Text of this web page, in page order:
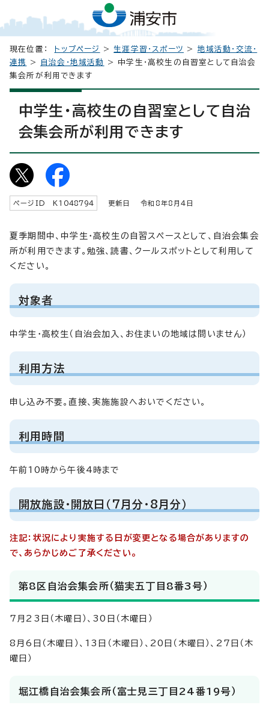
現在位置： トップページ >生涯学習・スポーツ > 地域活動・交流・
連携
> 自治会・地域活動
> 中学生・高校生の自習室として自治会
集会所が利用できます
中学生・高校生の自習室として自治
会集会所が利用できます
ページID K 1048794 更新日 令和8年8月4日
夏季期間中、中学生・高校生の自習スペースとして、自治会集会
所が利用できます。勉強、読書、クールスポットとして利用して
ください。
対象者
中学生・高校生（自治会加入、お住まいの地域は問いません）
利用方法
申し込み不要。直接、実施施設へおいでください。
利用時間
午前10時から午後4時まで
開放施設・開放日（7月分・8月分）
注記：状況により実施する日が変更となる場合がありますの
で、あらかじめご了承ください。
第8区自治会集会所（猫実五丁目8番3号）
7月23日（木曜日）、30日（木曜日）
8月6日（木曜日）、13日（木曜日）、20日（木曜日）、27日（木
曜日）
堀江橋自治会集会所（富士見三丁目24番19号）